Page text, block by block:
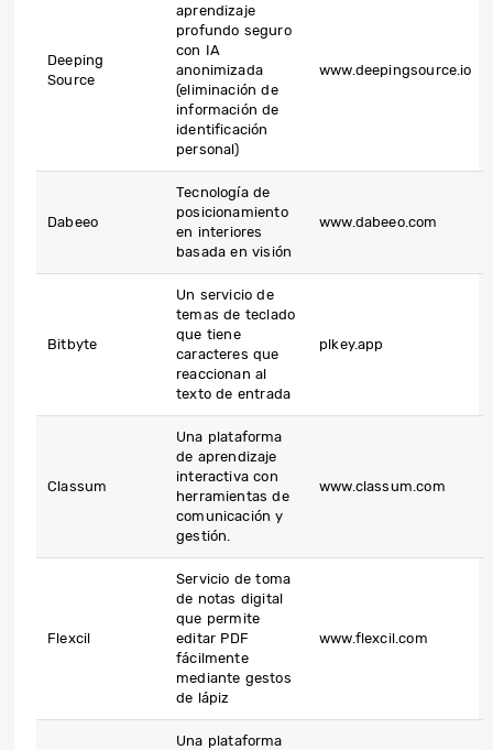
Deeping
Source
aprendizaje
profundo seguro
con IA
anonimizada
(eliminación de
información de
identificación
personal)
www.deepingsource.io
Dabeeo
Tecnología de
posicionamiento
en interiores
basada en visión
www.dabeeo.com
Bitbyte
Un servicio de
temas de teclado
que tiene
caracteres que
reaccionan al
texto de entrada
plkey.app
Classum
Una plataforma
de aprendizaje
interactiva con
herramientas de
comunicación y
gestión.
www.classum.com
Flexcil
Servicio de toma
de notas digital
que permite
editar PDF
fácilmente
mediante gestos
de lápiz
www.flexcil.com
Una plataforma